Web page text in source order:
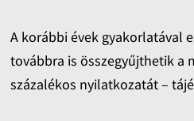
A korábbi évek gyakorlatával
továbbra is összegyűjthetik a
százalékos nyilatkozatát –